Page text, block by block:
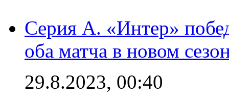
Серия А. «Интер»
оба матча в новом
29.8.2023, 00:40